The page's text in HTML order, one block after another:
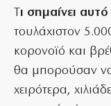
Τι σημαίνει
τουλάχιστον
κορονοϊό και
θα μπορούσαν
χειρότερα,